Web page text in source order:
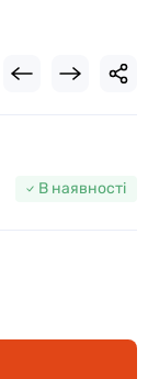
В наявності